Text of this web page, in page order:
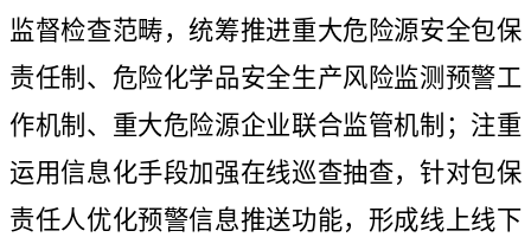
监督检查范畴，统筹推进重大危险源安全包保
责任制、危险化学品安全生产风险监测预警工
作机制、重大危险源企业联合监管机制；注重
运用信息化手段加强在线巡查抽查，针对包保
责任人优化预警信息推送功能，形成线上线下